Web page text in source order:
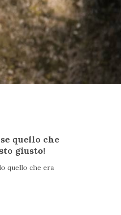
quello che
giusto!
quello che era